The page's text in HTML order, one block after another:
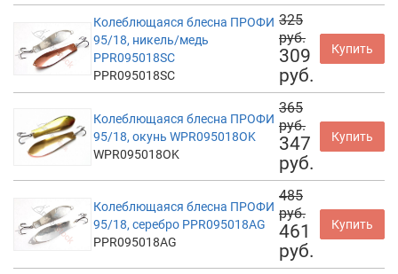
Колеблющаяся блесна ПРОФИ
95/18, никель/медь
PPR095018SC
PPR095018SC
325
руб.
309
руб.
Купить
Колеблющаяся блесна ПРОФИ
95/18, окунь WPR095018OK
WPR095018OK
365
руб.
347
руб.
Купить
Колеблющаяся блесна ПРОФИ
95/18, серебро PPR095018AG
PPR095018AG
485
руб.
461
руб.
Купить